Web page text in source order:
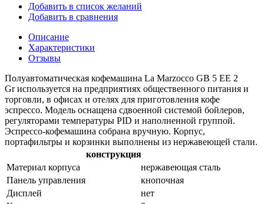
Добавить в список желаний
Добавить в сравнения
Описание
Характеристики
Отзывы
Полуавтоматическая кофемашина La Marzocco GB 5 EE 2
Gr используется на предприятиях общественного питания и
торговли, в офисах и отелях для приготовления кофе
эспрессо. Модель оснащена сдвоенной системой бойлеров,
регуляторами температуры PID и наполненной группой.
Эспрессо-кофемашина собрана вручную. Корпус,
портафильтры и корзинки выполнены из нержавеющей стали.
конструкция
Материал корпуса
нержавеющая сталь
Панель управления
кнопочная
Дисплей
нет